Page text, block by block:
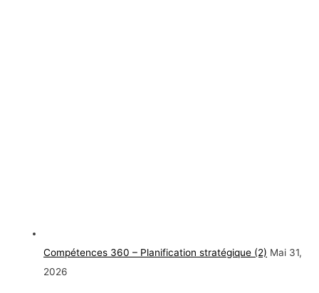
Compétences 360 – Planification stratégique (2) Mai 31,
2026